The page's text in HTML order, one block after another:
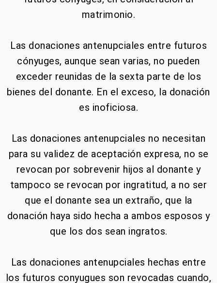
matrimonio.
Las donaciones antenupciales entre futuros
cónyuges, aunque sean varias, no pueden
exceder reunidas de la sexta parte de los
bienes del donante. En el exceso, la donación
es inoficiosa.
Las donaciones antenupciales no necesitan
para su validez de aceptación expresa, no se
revocan por sobrevenir hijos al donante y
tampoco se revocan por ingratitud, a no ser
que el donante sea un extraño, que la
donación haya sido hecha a ambos esposos y
que los dos sean ingratos.
Las donaciones antenupciales hechas entre
los futuros conyugues son revocadas cuando,